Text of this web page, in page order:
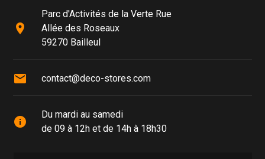
place
Parc d'Activités de la Verte Rue
Allée des Roseaux
59270 Bailleul
mail contact@deco-stores.com
info
Du mardi au samedi
de 09 à 12h et de 14h à 18h30